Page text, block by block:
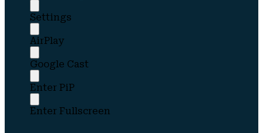
Settings
AirPlay
Google Cast
Enter PiP
Enter Fullscreen